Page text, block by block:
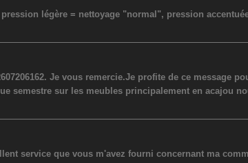
légère = nettoyage "normal", pression
Je vous remercie.Je profite de ce message
semestre sur les meubles principalement en acajou
service que vous m'avez fourni concernant ma